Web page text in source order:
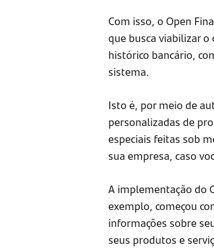
Com isso, o Open
que busca viabilizar
histórico bancário,
sistema.
Isto é, por meio de
personalizadas de
especiais feitas sob
sua empresa, caso
A implementação do
exemplo, começou
informações sobre
seus produtos e